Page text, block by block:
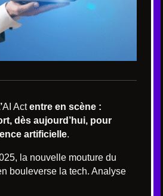
AI Actentre en scène :
dès aujourd’hui, pour
artificielle.
la nouvelle mouture du
bouleverse la tech. Analyse